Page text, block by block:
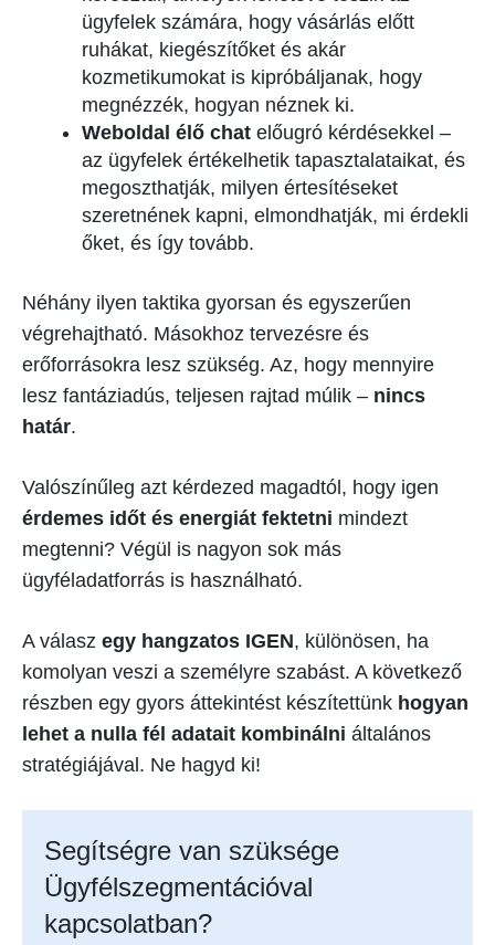
ügyfelek számára, hogy vásárlás előtt
ruhákat, kiegészítőket és akár
kozmetikumokat is kipróbáljanak, hogy
megnézzék, hogyan néznek ki.
Weboldal élő chat előugró kérdésekkel –
az ügyfelek értékelhetik tapasztalataikat, és
megoszthatják, milyen értesítéseket
szeretnének kapni, elmondhatják, mi érdekli
őket, és így tovább.
Néhány ilyen taktika gyorsan és egyszerűen
végrehajtható. Másokhoz tervezésre és
erőforrásokra lesz szükség. Az, hogy mennyire
lesz fantáziadús, teljesen rajtad múlik – nincs
határ.
Valószínűleg azt kérdezed magadtól, hogy igen
érdemes időt és energiát fektetni mindezt
megtenni? Végül is nagyon sok más
ügyféladatforrás is használható.
A válasz egy hangzatos IGEN, különösen, ha
komolyan veszi a személyre szabást. A következő
részben egy gyors áttekintést készítettünk hogyan
lehet a nulla fél adatait kombinálni általános
stratégiájával. Ne hagyd ki!
Segítségre van szüksége
Ügyfélszegmentációval
kapcsolatban?